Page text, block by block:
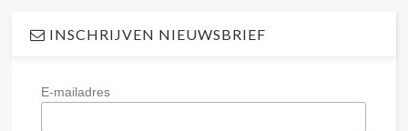
INSCHRIJVEN NIEUWSBRIEF
E-mailadres